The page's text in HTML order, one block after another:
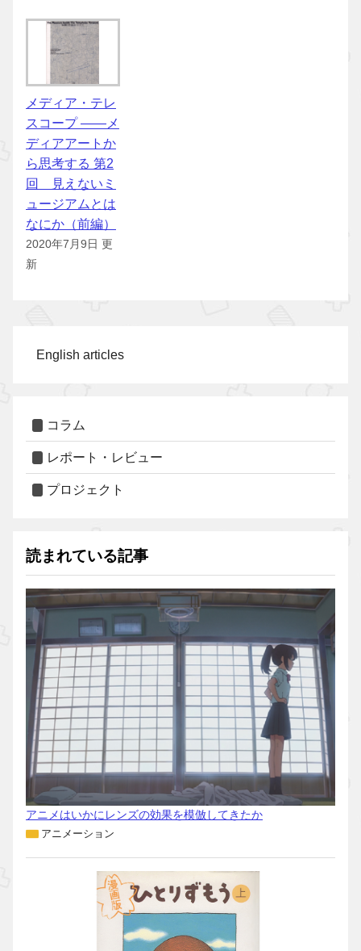
メディア・テレ
スコープ ――メ
ディアアートか
ら思考する 第2
回 見えないミ
ュージアムとは
なにか（前編）
2020年7月9日 更
新
English articles
コラム
レポート・レビュー
プロジェクト
読まれている記事
アニメはいかにレンズの効果を模倣してきたか
アニメーション